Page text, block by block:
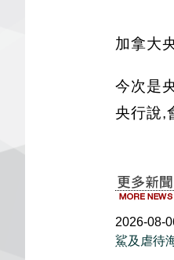
加拿大
今次是
央行說,
2026-08-
鯊及虐待